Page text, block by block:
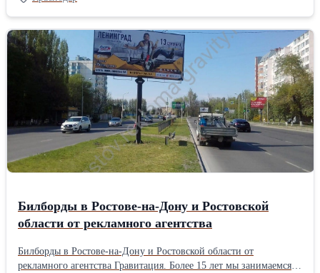
билбордах в таких городах как: Краснодар Сочи Новороссийск
Армавир Усть-Лабинск Лабинский район Ейск Ейский район
Кропоткин Кавказский район Славянск-на-Кубани Славянский
район Туапсе Туапсинский район Тихорецк Тихорецкий район
Крымск Крымский район Анапа Белореченск Белореченский
Курганинский район Кореновск Кореновский район Апшеронск
Апшеронский район Темрюк И многие другие города и поселки
Краснодарского Края. Обращайтесь в рекламное агентство
Гравитация и получите лучшие условия и цены размещение
наружной рекламы на билбордах любого формата в Краснодаре
и Краснодарском Крае. Мы занимаемся полным сопровождением
и размещением наружной рекламы от идеи до воплощения.
Билборды в Ростове-на-Дону и Ростовской
области от рекламного агентства
Билборды в Ростове-на-Дону и Ростовской области от
рекламного агентства Гравитация. Более 15 лет мы занимаемся